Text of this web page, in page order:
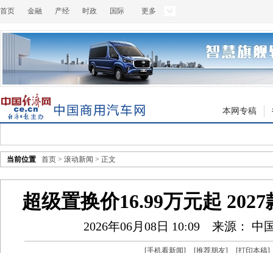
首页 金融 产经 时政 国际 更多
本网专稿
当前位置 首页 > 滚动新闻 > 正文
超级置换价16.99万元起
2026年06月08日 10:09 来源： 中
[手机看新闻] [推荐朋友] [打印本稿]